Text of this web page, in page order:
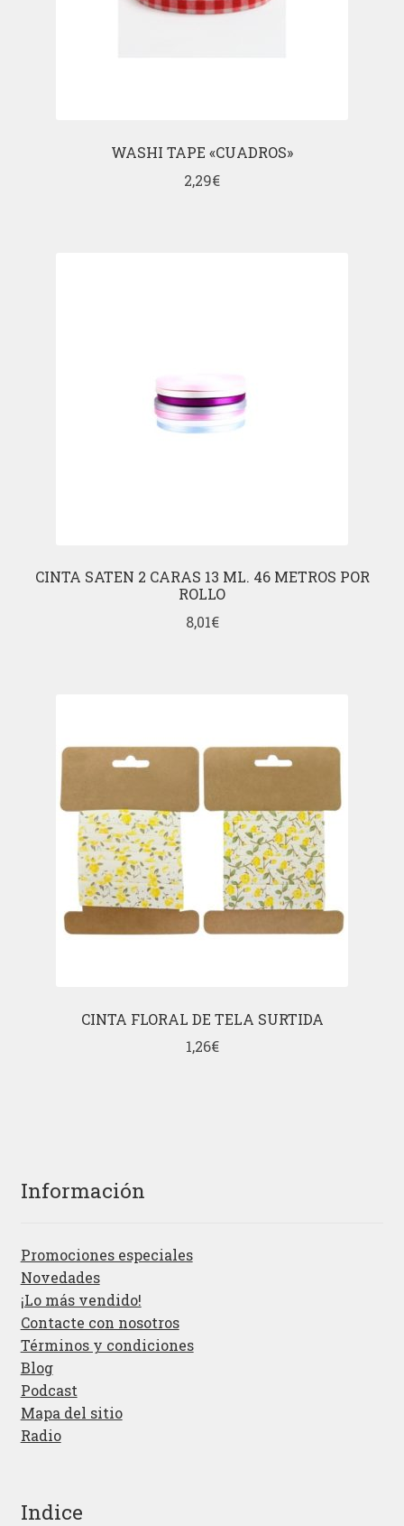
WASHI TAPE «CUADROS»
2,29€
CINTA SATEN 2 CARAS 13 ML. 46 METROS POR
ROLLO
8,01€
CINTA FLORAL DE TELA SURTIDA
1,26€
Información
Promociones especiales
Novedades
¡Lo más vendido!
Contacte con nosotros
Términos y condiciones
Blog
Podcast
Mapa del sitio
Radio
Indice